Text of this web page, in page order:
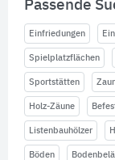
Passende
Einfriedungen
Spielplatzflächen
Sportstätten
Holz-Zäune
Listenbauhölzer
Böden